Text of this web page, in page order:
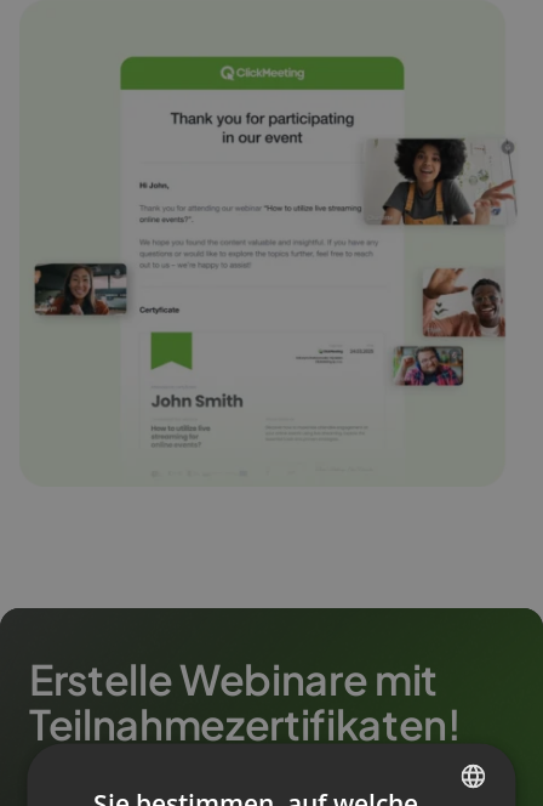
Erstelle Webinare mit
Teilnahmezertifikaten!
10.000+